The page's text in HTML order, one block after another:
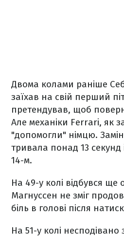
Двома колами раніше
заїхав на свій перший
претендував, щоб
Але механіки Ferrari, як
"допомогли" німцю.
тривала понад 13 секунд
14-м.
На 49-у колі відбувся ще
Магнуссен не зміг
біль в голові після
На 51-у колі несподівано